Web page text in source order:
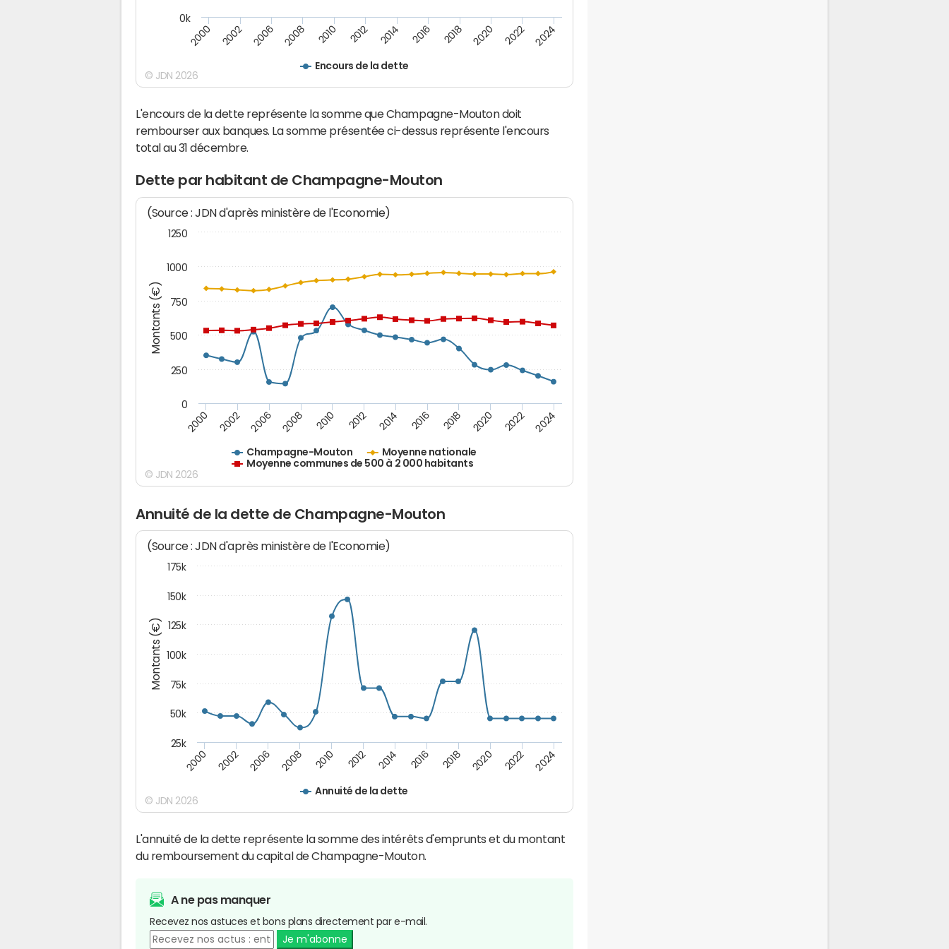
Encours de la dette
2000 2002 2006 2008 2010 2012 2014 2016 2018 2020 2022 2024
0k
© JDN 2026
L'encours de la dette représente la somme que Champagne-Mouton doit
rembourser aux banques. La somme présentée ci-dessus représente l'encours
total au 31 décembre.
Dette par habitant de Champagne-Mouton
Montants (€)
(Source : JDN d'après ministère de l'Economie)
Champagne-Mouton
Moyenne nationale
Moyenne communes de 500 à 2 000 habitants
2000 2002 2006 2008 2010 2012 2014 2016 2018 2020 2022 2024
0
250
500
750
1000
1250
© JDN 2026
Annuité de la dette de Champagne-Mouton
Montants (€)
(Source : JDN d'après ministère de l'Economie)
Annuité de la dette
2000 2002 2006 2008 2010 2012 2014 2016 2018 2020 2022 2024
25k
50k
75k
100k
125k
150k
175k
© JDN 2026
L'annuité de la dette représente la somme des intérêts d'emprunts et du montant
du remboursement du capital de Champagne-Mouton.
A ne pas manquer
Recevez nos astuces et bons plans directement par e-mail.
Je m'abonne